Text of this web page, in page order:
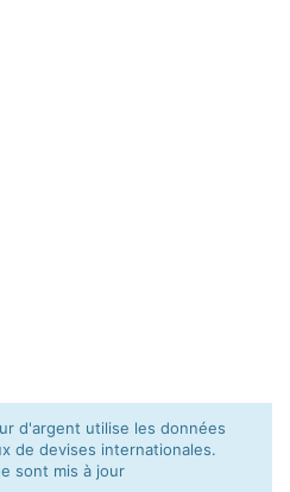
d'argent utilise les données
de devises internationales.
sont mis à jour